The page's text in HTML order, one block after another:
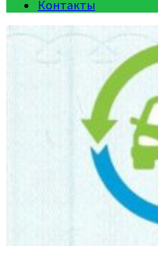
Контакты